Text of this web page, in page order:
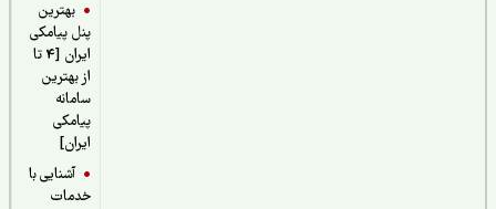
بهترین
پنل پیامکی
ایران [4 تا
از بهترین
سامانه
پیامکی
آشنایی با
خدمات